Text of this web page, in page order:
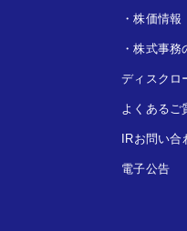
・株価情報
・株式事務
ディスクロ
よくあるご
IRお問い合
電子公告